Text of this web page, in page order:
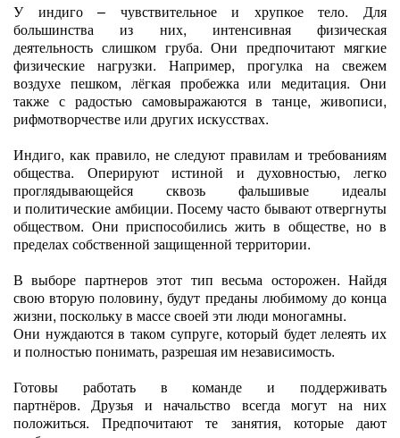
У индиго – чувствительное и хрупкое тело. Для
большинства из них, интенсивная физическая
деятельность слишком груба. Они предпочитают мягкие
физические нагрузки. Например, прогулка на свежем
воздухе пешком, лёгкая пробежка или медитация. Они
также с радостью самовыражаются в танце, живописи,
рифмотворчестве или других искусствах.
Индиго, как правило, не следуют правилам и требованиям
общества. Оперируют истиной и духовностью, легко
проглядывающейся сквозь фальшивые идеалы
и политические амбиции. Посему часто бывают отвергнуты
обществом. Они приспособились жить в обществе, но в
пределах собственной защищенной территории.
В выборе партнеров этот тип весьма осторожен. Найдя
свою вторую половину, будут преданы любимому до конца
жизни, поскольку в массе своей эти люди моногамны.
Они нуждаются в таком супруге, который будет лелеять их
и полностью понимать, разрешая им независимость.
Готовы работать в команде и поддерживать
партнёров. Друзья и начальство всегда могут на них
положиться. Предпочитают те занятия, которые дают